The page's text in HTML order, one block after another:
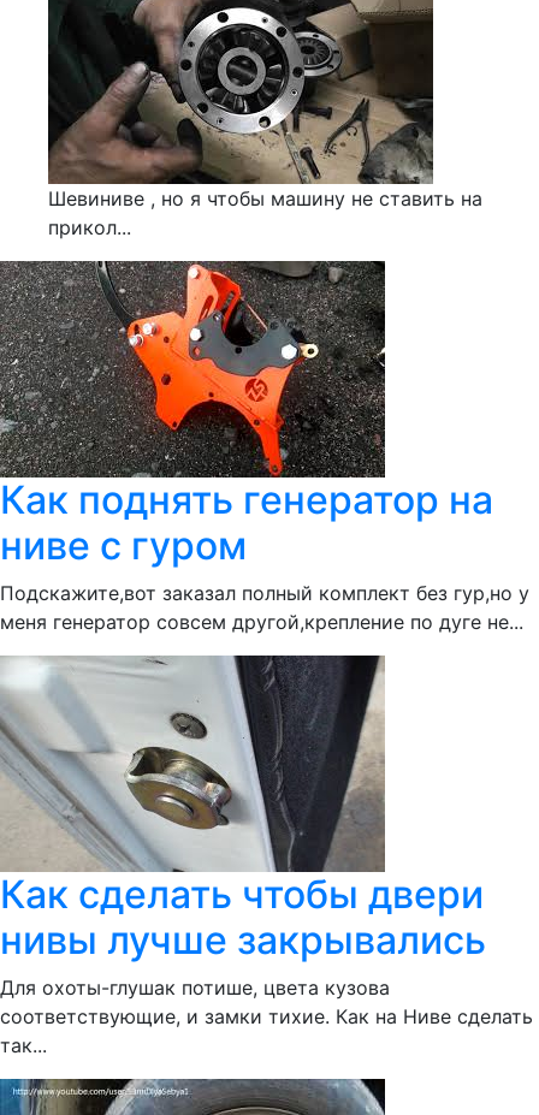
Шевиниве , но я чтобы машину не ставить на
прикол...
Как поднять генератор на
ниве с гуром
Подскажите,вот заказал полный комплект без гур,но у
меня генератор совсем другой,крепление по дуге не...
Как сделать чтобы двери
нивы лучше закрывались
Для охоты-глушак потише, цвета кузова
соответствующие, и замки тихие. Как на Ниве сделать
так...